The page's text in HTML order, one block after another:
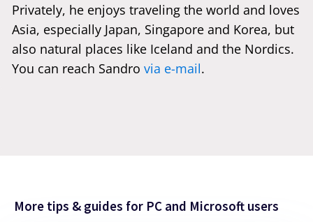
Privately, he enjoys traveling the world and loves
Asia, especially Japan, Singapore and Korea, but
also natural places like Iceland and the Nordics.
You can reach Sandro via e-mail.
More tips & guides for PC and Microsoft users